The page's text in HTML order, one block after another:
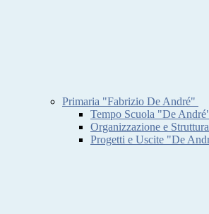
Primaria "Fabrizio De André"
Tempo Scuola "De
Organizzazione e
Progetti e Uscite "De